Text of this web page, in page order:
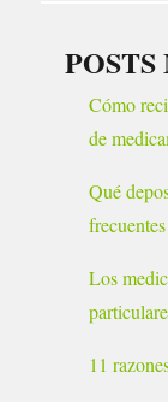
Cómo
de
Qué
Los
11